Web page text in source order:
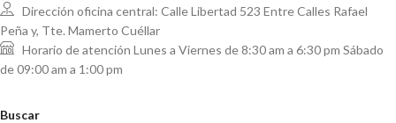
Dirección oficina central: Calle Libertad 523 Entre Calles Rafael
Peña y, Tte. Mamerto Cuéllar
Horario de atención Lunes a Viernes de 8:30 am a 6:30 pm Sábado
de 09:00 am a 1:00 pm
Buscar